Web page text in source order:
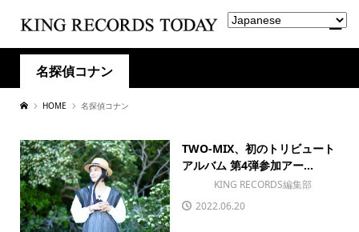
名探偵コナン
HOME 名探偵コナン
TWO-MIX、初のトリビュート
アルバム 第4弾参加アー...
KING RECORDS編集部
2022.06.20